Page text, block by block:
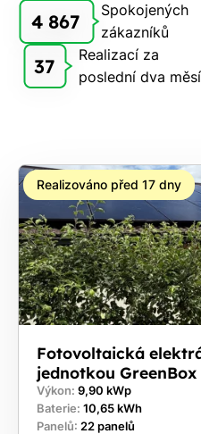
Vám
zdarma
nárok.
Stačí
nám dát
vědět -
a nic Vás
to
nestojí.
4 867
Spokojených
zákazníků
37
Realizací za
poslední dva
Realizováno před 17 dny
Fotovoltaická
jednotkou
Výkon: 9,90 kWp
Baterie: 10,65 kWh
Panelů: 22 panelů